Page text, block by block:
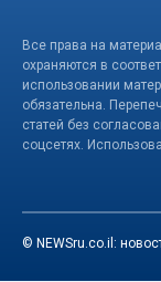
Все права на
охраняются в
использовании
обязательна.
статей без
соцсетях.
© NEWSru.co.il: